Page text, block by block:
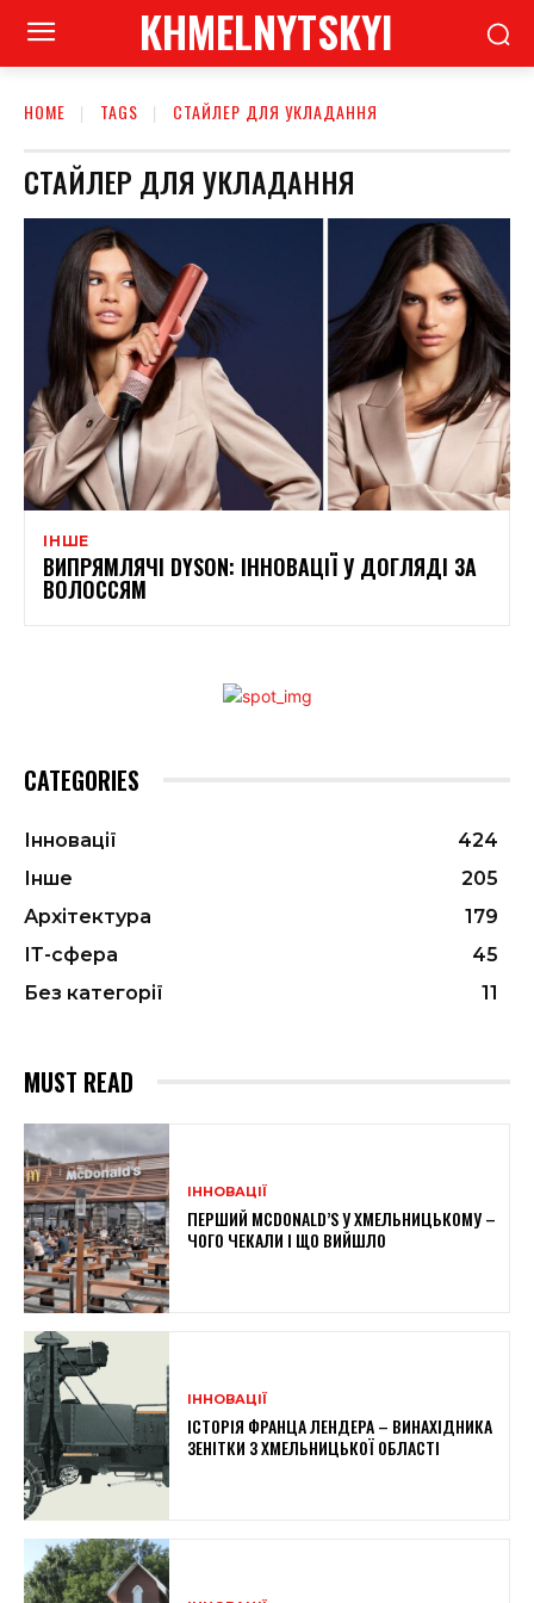
KHMELNYTSKYI
HOME TAGS СТАЙЛЕР ДЛЯ УКЛАДАННЯ
СТАЙЛЕР ДЛЯ УКЛАДАННЯ
ІНШЕ
ВИПРЯМЛЯЧІ DYSON: ІННОВАЦІЇ У ДОГЛЯДІ ЗА
ВОЛОССЯМ
CATEGORIES
Інновації
424
Інше
205
Архітектура
179
ІТ-сфера
45
Без категорії
11
MUST READ
ІННОВАЦІЇ
ПЕРШИЙ MCDONALD’S У ХМЕЛЬНИЦЬКОМУ –
ЧОГО ЧЕКАЛИ І ЩО ВИЙШЛО
ІННОВАЦІЇ
ІСТОРІЯ ФРАНЦА ЛЕНДЕРА – ВИНАХІДНИКА
ЗЕНІТКИ З ХМЕЛЬНИЦЬКОЇ ОБЛАСТІ